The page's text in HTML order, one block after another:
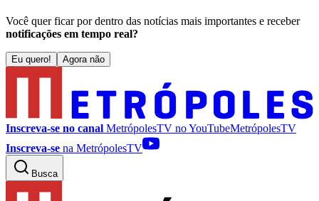
Você quer ficar por dentro das notícias mais importantes e receber
notificações em tempo real?
Eu quero! Agora não
Inscreva-se no canal MetrópolesTV noYouTubeMetrópolesTV
Inscreva-se na MetrópolesTV
Busca